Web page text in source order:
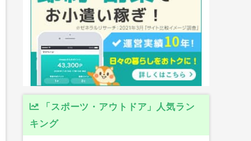
「スポーツ・アウトドア」人気ラン
キング